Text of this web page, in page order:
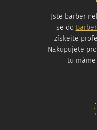
Jste barber
se do
získejte
Nakupujete
tu máme